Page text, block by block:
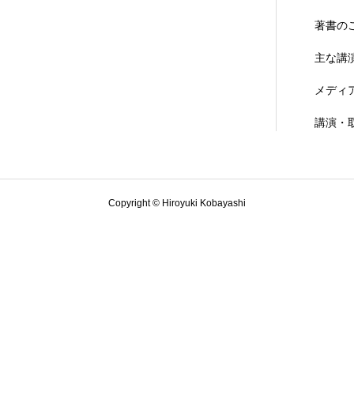
著書の
主な講
メディ
講演・
Copyright © Hiroyuki Kobayashi